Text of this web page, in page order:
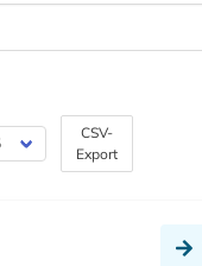
CSV-
Export